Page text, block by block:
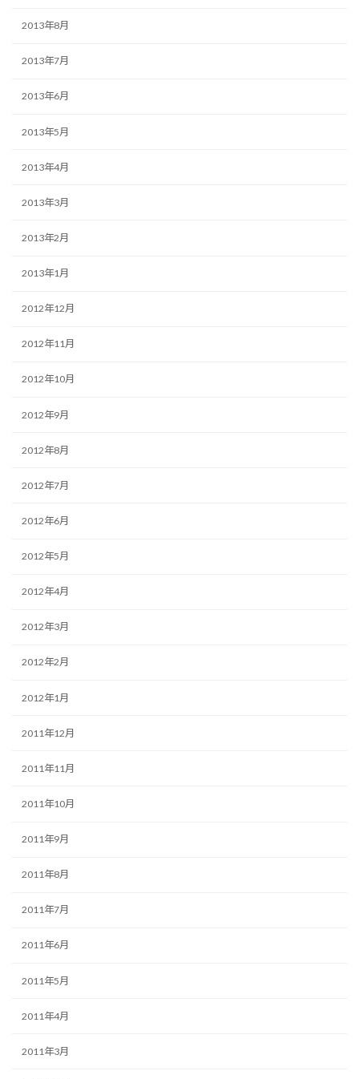
2013年8月
2013年7月
2013年6月
2013年5月
2013年4月
2013年3月
2013年2月
2013年1月
2012年12月
2012年11月
2012年10月
2012年9月
2012年8月
2012年7月
2012年6月
2012年5月
2012年4月
2012年3月
2012年2月
2012年1月
2011年12月
2011年11月
2011年10月
2011年9月
2011年8月
2011年7月
2011年6月
2011年5月
2011年4月
2011年3月